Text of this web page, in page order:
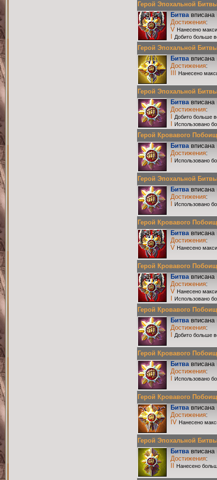
Герой Эпохальной
Битвавписана
Достижения:
V Нанесено
Добито больше
Герой Эпохальной
Битвавписана
Достижения:
Нанесено
Герой Эпохальной
Битвавписана
Достижения:
Добито больше
Использовано
Герой Кровавого
Битвавписана
Достижения:
Использовано
Герой Эпохальной
Битвавписана
Достижения:
Использовано
Герой Кровавого
Битвавписана
Достижения:
V Нанесено
Герой Кровавого
Битвавписана
Достижения:
V Нанесено
Использовано
Герой Кровавого
Битвавписана
Достижения:
Добито больше
Герой Кровавого
Битвавписана
Достижения:
Использовано
Герой Кровавого
Битвавписана
Достижения:
IV Нанесено
Герой Эпохальной
Битвавписана
Достижения:
Нанесено